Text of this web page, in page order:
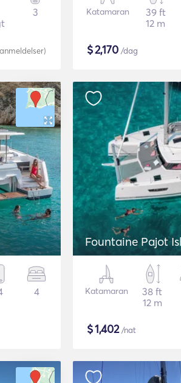
3
anmeldelser)
Katamaran
39 ft
12 m
$2,170 /dag
4
Fountaine Pajot
Katamaran
38 ft
12 m
$1,402/nat